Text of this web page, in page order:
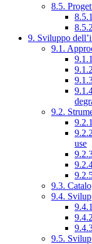
8.5.
9. Sviluppo
9.1.
9.2.
use
9.3.
9.4.
9.5.